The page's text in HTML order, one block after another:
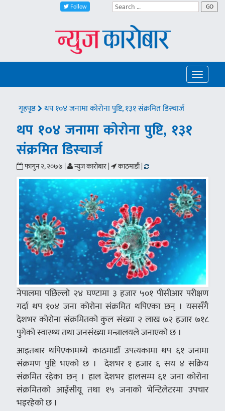
Follow GO
Toggle
गृहपृष्ठ थप १०४ जनामा कोरोना पुष्टि, १३१ संक्रमित डिस्चार्ज
थप १०४ जनामा कोरोना पुष्टि, १३१
संक्रमित डिस्चार्ज
फागुन २, २०७७ | न्युज कारोबार | काठमाडौं |
नेपालमा पछिल्लो २४ घण्टामा ३ हजार ५०१ पीसीआर परीक्षण
गर्दा थप १०४ जना कोरोना संक्रमित थपिएका छन् । यससँगै
देशभर कोरोना संक्रमितको कुल संख्या २ लाख ७२ हजार ७१८
पुगेको स्वास्थ्य तथा जनसंख्या मन्त्रालयले जनाएको छ ।
आइतबार थपिएकामध्ये काठमाडौँ उपत्यकामा थप ६१ जनामा
संक्रमण पुष्टि भएको छ । देशभर १ हजार ६ सय ४ सक्रिय
संक्रमित रहेका छन् । हाल देशभर हालसम्म ६१ जना कोरोना
संक्रमितको आईसीयू तथा १५ जनाको भेन्टिलेटरमा उपचार
भइरहेको छ ।